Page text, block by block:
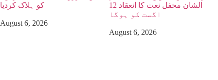
کو ہلاک کردیا
August 6, 2026
الشان محفل نعت کا انعقاد 12
اگست کو ہوگا
August 6, 2026